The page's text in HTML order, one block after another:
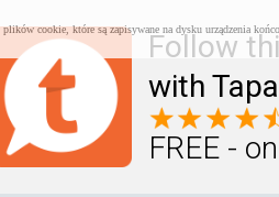
Follow
with
FREE -
cookie, które są zapisywane na dysku urządzenia